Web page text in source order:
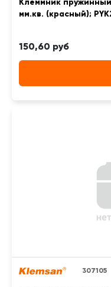
Клеммник
мм.кв. (красный);
150,60 руб
307105